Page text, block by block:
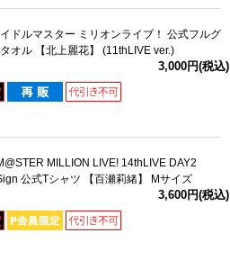
イドルマスター ミリオンライブ！ 公式フルグ
オル 【北上麗花】 (11thLIVE ver.)
3,000円(税込)
MILLION LIVE! 14thLIVE DAY2
公式Tシャツ 【百瀬莉緒】 Mサイズ
3,600円(税込)